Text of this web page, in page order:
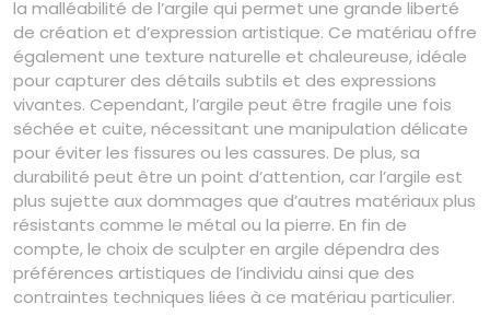
la malléabilité de l’argile qui permet une grande liberté
de création et d’expression artistique. Ce matériau offre
également une texture naturelle et chaleureuse, idéale
pour capturer des détails subtils et des expressions
vivantes. Cependant, l’argile peut être fragile une fois
séchée et cuite, nécessitant une manipulation délicate
pour éviter les fissures ou les cassures. De plus, sa
durabilité peut être un point d’attention, car l’argile est
plus sujette aux dommages que d’autres matériaux plus
résistants comme le métal ou la pierre. En fin de
compte, le choix de sculpter en argile dépendra des
préférences artistiques de l’individu ainsi que des
contraintes techniques liées à ce matériau particulier.